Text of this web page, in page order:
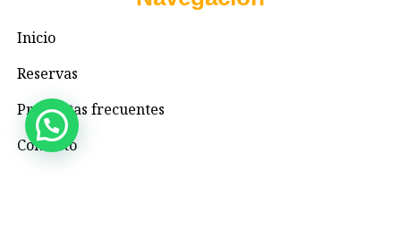
Inicio
Reservas
Preguntas frecuentes
Contacto